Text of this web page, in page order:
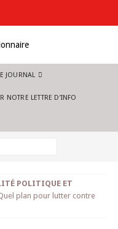
JOURNAL
NOTRE LETTRE D’INFO
POLITIQUE ET
plan pour lutter contre